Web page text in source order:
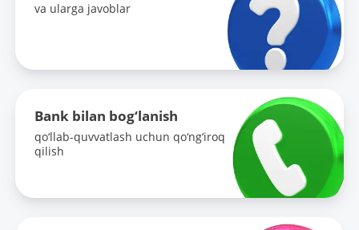
va ularga javoblar
Bank bilan bog‘lanish
qo‘llab-quvvatlash uchun qo‘ng‘iroq
qilish